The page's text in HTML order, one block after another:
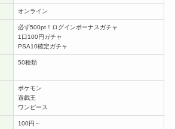
オンライン
必ず500pt！ログインボーナスガチャ
1口100円ガチャ
PSA10確定ガチャ
50種類
ポケモン
遊戯王
ワンピース
100円～